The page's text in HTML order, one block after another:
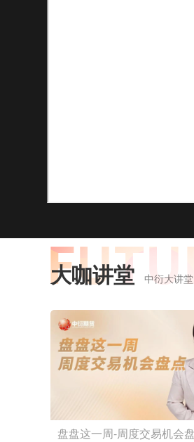
大咖讲堂 中衍大讲
盘盘这一周-周度交易机会